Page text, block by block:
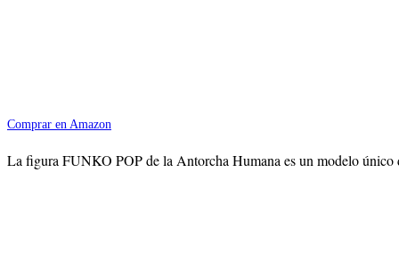
Comprar en Amazon
La figura FUNKO POP de la Antorcha Humana es un modelo único